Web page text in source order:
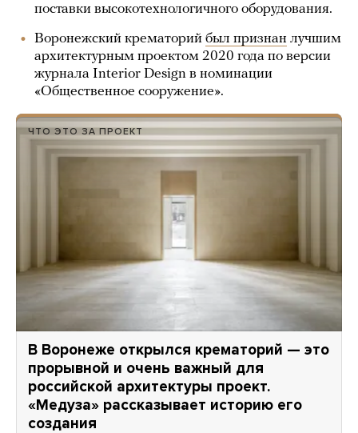
поставки высокотехнологичного оборудования.
Воронежский крематорий был признан лучшим
архитектурным проектом 2020 года по версии
журнала Interior Design в номинации
«Общественное сооружение».
ЧТО ЭТО ЗА ПРОЕКТ
В Воронеже открылся крематорий — это
прорывной и очень важный для
российской архитектуры проект.
«Медуза» рассказывает историю его
создания